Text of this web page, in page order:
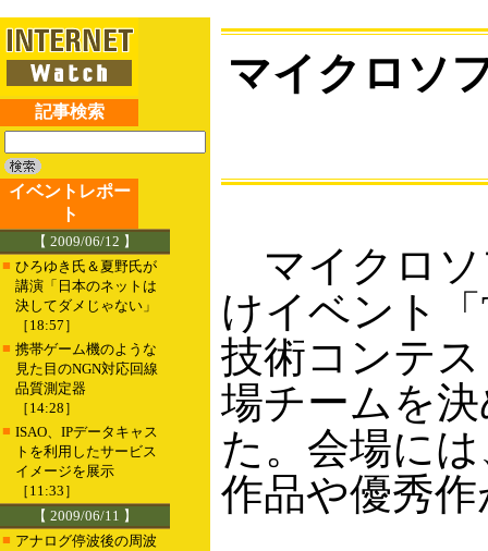
記事検索
イベントレポー
ト
【 2009/06/12 】
■ ひろゆき氏＆夏野氏が
講演「日本のネットは
決してダメじゃない」
［18:57］
■ 携帯ゲーム機のような
見た目のNGN対応回線
品質測定器
［14:28］
■ ISAO、IPデータキャス
トを利用したサービス
イメージを展示
［11:33］
【 2009/06/11 】
■ アナログ停波後の周波
マイクロソ
マイクロソ
けイベント「
技術コンテス
場チームを
た。会場に
作品や優秀